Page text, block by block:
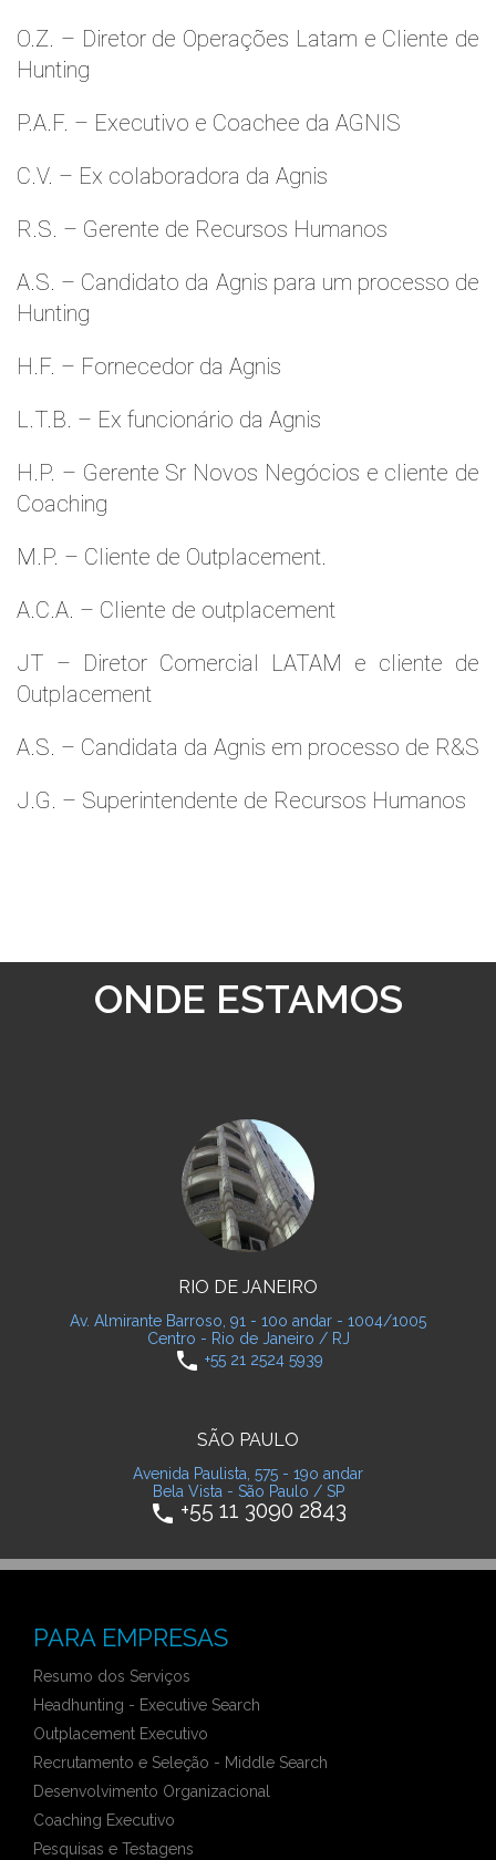
O.Z. – Diretor de Operações Latam e Cliente de
Hunting
P.A.F. – Executivo e Coachee da AGNIS
C.V. – Ex colaboradora da Agnis
R.S. – Gerente de Recursos Humanos
A.S. – Candidato da Agnis para um processo de
Hunting
H.F. – Fornecedor da Agnis
L.T.B. – Ex funcionário da Agnis
H.P. – Gerente Sr Novos Negócios e cliente de
Coaching
M.P. – Cliente de Outplacement.
A.C.A. – Cliente de outplacement
JT – Diretor Comercial LATAM e cliente de
Outplacement
A.S. – Candidata da Agnis em processo de R&S
J.G. – Superintendente de Recursos Humanos
ONDE ESTAMOS
RIO DE JANEIRO
Av. Almirante Barroso, 91 - 10o andar - 1004/1005
Centro - Rio de Janeiro / RJ
phone +55 21 2524 5939
SÃO PAULO
Avenida Paulista, 575 - 19o andar
Bela Vista - São Paulo / SP
phone +55 11 3090 2843
PARA EMPRESAS
Resumo dos Serviços
Headhunting - Executive Search
Outplacement Executivo
Recrutamento e Seleção - Middle Search
Desenvolvimento Organizacional
Coaching Executivo
Pesquisas e Testagens